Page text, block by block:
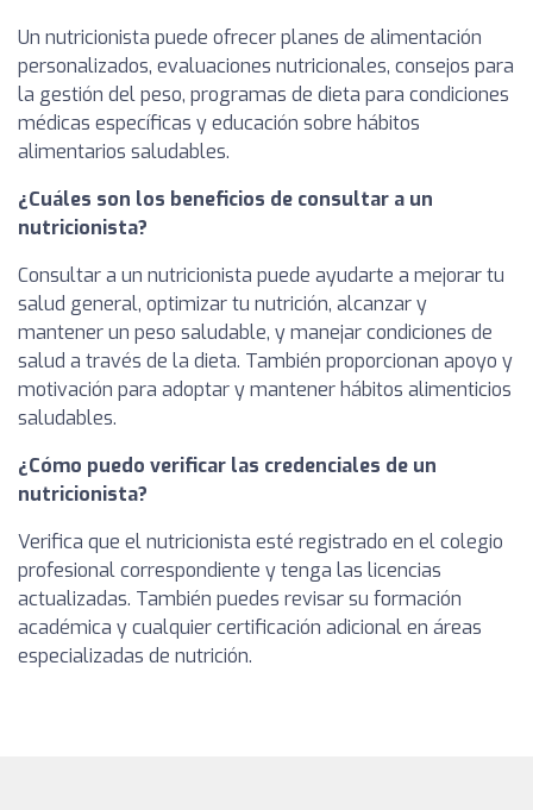
Un nutricionista puede ofrecer planes de alimentación
personalizados, evaluaciones nutricionales, consejos para
la gestión del peso, programas de dieta para condiciones
médicas específicas y educación sobre hábitos
alimentarios saludables.
¿Cuáles son los beneficios de consultar a un
nutricionista?
Consultar a un nutricionista puede ayudarte a mejorar tu
salud general, optimizar tu nutrición, alcanzar y
mantener un peso saludable, y manejar condiciones de
salud a través de la dieta. También proporcionan apoyo y
motivación para adoptar y mantener hábitos alimenticios
saludables.
¿Cómo puedo verificar las credenciales de un
nutricionista?
Verifica que el nutricionista esté registrado en el colegio
profesional correspondiente y tenga las licencias
actualizadas. También puedes revisar su formación
académica y cualquier certificación adicional en áreas
especializadas de nutrición.